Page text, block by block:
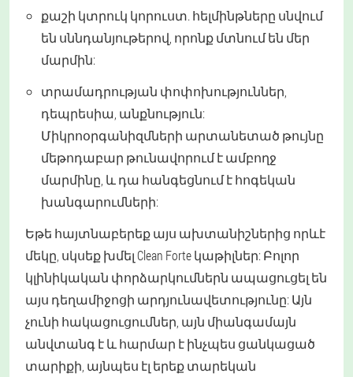
քաշի կտրուկ կորուստ. հելմինթները սնվում
են սննդանյութերով, որոնք մտնում են մեր
մարմին:
տրամադրության փոփոխություններ,
դեպրեսիա, անքնություն:
Միկրոօրգանիզմների արտանետած թույնը
մեթոդաբար թունավորում է ամբողջ
մարմինը, և դա հանգեցնում է հոգեկան
խանգարումների:
Եթե հայտնաբերեք այս ախտանիշներից որևէ
մեկը, սկսեք խմել Clean Forte կաթիլներ: Բոլոր
կլինիկական փորձարկումներն ապացուցել են
այս դեղամիջոցի արդյունավետությունը: Այն
չունի հակացուցումներ, այն միանգամայն
անվտանգ է և հարմար է ինչպես ցանկացած
տարիքի, այնպես էլ երեք տարեկան